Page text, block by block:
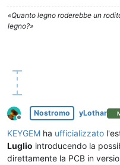
«Quanto legno roderebbe un
legno?»
Non in linea
Nostromo yLothar
KEYGEM ha ufficializzato
Luglio introducendo la
direttamente la PCB in